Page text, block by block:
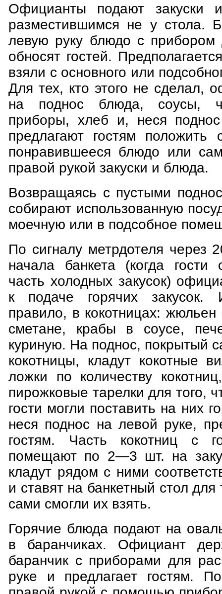
Официанты подают закуски
разместившимся не у стола.
левую руку блюдо с прибором
обносят гостей.
взяли с основного или
Для тех, кто этого не сделал,
на поднос блюда, соусы,
приборы, хлеб и, неся
предлагают гостям положить
понравившееся блюдо или
правой рукой закуски и блюда.
Возвращаясь с пустыми
собирают использованную
моечную или в подсобное
По сигналу метрдотеля через
начала банкета (когда
часть холодных закусок)
к подаче горячих закусок.
правило, в кокотницах:
сметане, крабы в соусе,
куриную. На поднос, покрытый
кокотницы, кладут кокотные
ложки по количеству
пирожковые тарелки для того,
гости могли поставить на них
неся поднос на левой руке,
гостям. Часть кокотниц с
помещают по 2—3 шт. на
кладут рядом с ними
и ставят на банкетный стол для
сами смогли их взять.
Горячие блюда подают на
в баранчиках. Официант
баранчик с приборами для
руке и предлагает гостям.